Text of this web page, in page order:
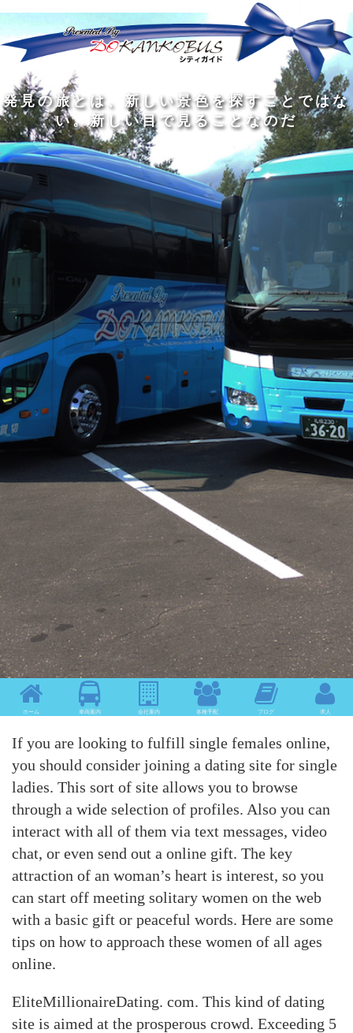
旅 の 程 に こそ価値があ る
発見の旅と は 新 し い景色を探す ことではな
い。 新 しい目 で見 る こ と なのだ
人間の幅を広 げる ものは3つある。人と会
い、 本 を読み 、旅 を す る ことだ
私は旅 をす るために旅をする
旅 の 程 に こそ価値があ る
どんなに洗 練 れ た 大人の中にも 、外に出た
くてし ょうがない小さな 子供がいる
旅をするの は 着 す るためではな く、旅をす
るた めで あ る
旅は 真 知 識 の大きな泉で ある
ホーム 車両案内 会社案内 各種手配 ブログ 求人
If you are looking to fulfill single females online,
you should consider joining a dating site for single
ladies. This sort of site allows you to browse
through a wide selection of profiles. Also you can
interact with all of them via text messages, video
chat, or even send out a online gift. The key
attraction of an woman’s heart is interest, so you
can start off meeting solitary women on the web
with a basic gift or peaceful words. Here are some
tips on how to approach these women of all ages
online.
EliteMillionaireDating. com. This kind of dating
site is aimed at the prosperous crowd. Exceeding 5